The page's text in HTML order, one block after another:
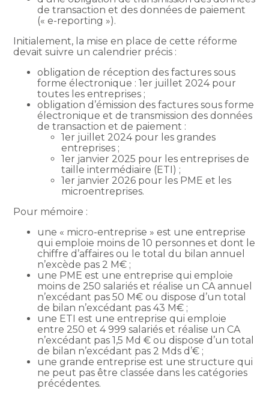
de transaction et des données de paiement
(« e-reporting »).
Initialement, la mise en place de cette réforme
devait suivre un calendrier précis :
obligation de réception des factures sous
forme électronique : 1er juillet 2024 pour
toutes les entreprises ;
obligation d’émission des factures sous forme
électronique et de transmission des données
de transaction et de paiement :
1er juillet 2024 pour les grandes
entreprises ;
1er janvier 2025 pour les entreprises de
taille intermédiaire (ETI) ;
1er janvier 2026 pour les PME et les
microentreprises.
Pour mémoire :
une « micro-entreprise » est une entreprise
qui emploie moins de 10 personnes et dont le
chiffre d’affaires ou le total du bilan annuel
n’excède pas 2 M€ ;
une PME est une entreprise qui emploie
moins de 250 salariés et réalise un CA annuel
n’excédant pas 50 M€ ou dispose d’un total
de bilan n’excédant pas 43 M€ ;
une ETI est une entreprise qui emploie
entre 250 et 4 999 salariés et réalise un CA
n’excédant pas 1,5 Md € ou dispose d’un total
de bilan n’excédant pas 2 Mds d’€ ;
une grande entreprise est une structure qui
ne peut pas être classée dans les catégories
précédentes.